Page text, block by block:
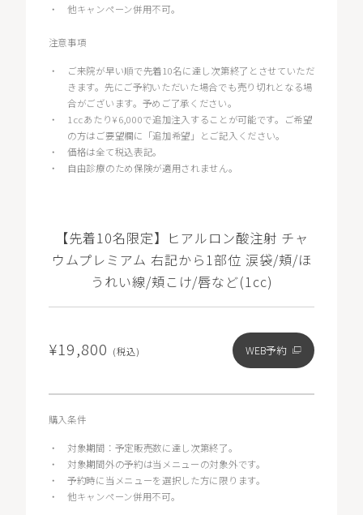
・他キャンペーン併用不可。
注意事項
・
ご来院が早い順で先着10名に達し次第終了とさせていただ
きます。先にご予約いただいた場合でも売り切れとなる場
合がございます。予めご了承ください。
・
1ccあたり¥6,000で追加注入することが可能です。ご希望
の方はご要望欄に「追加希望」とご記入ください。
・価格は全て税込表記。
・
自由診療のため保険が適用されません。
【先着10名限定】ヒアルロン酸注射 チャ
ウムプレミアム 右記から1部位 涙袋/頬/ほ
うれい線/頬こけ/唇など(1cc)
¥19,800 (税込) WEB予約
購入条件
・ 対象期間：予定販売数に達し次第終了。
・ 対象期間外の予約は当メニューの対象外です。
・予約時に当メニューを選択した方に限ります。
・他キャンペーン併用不可。